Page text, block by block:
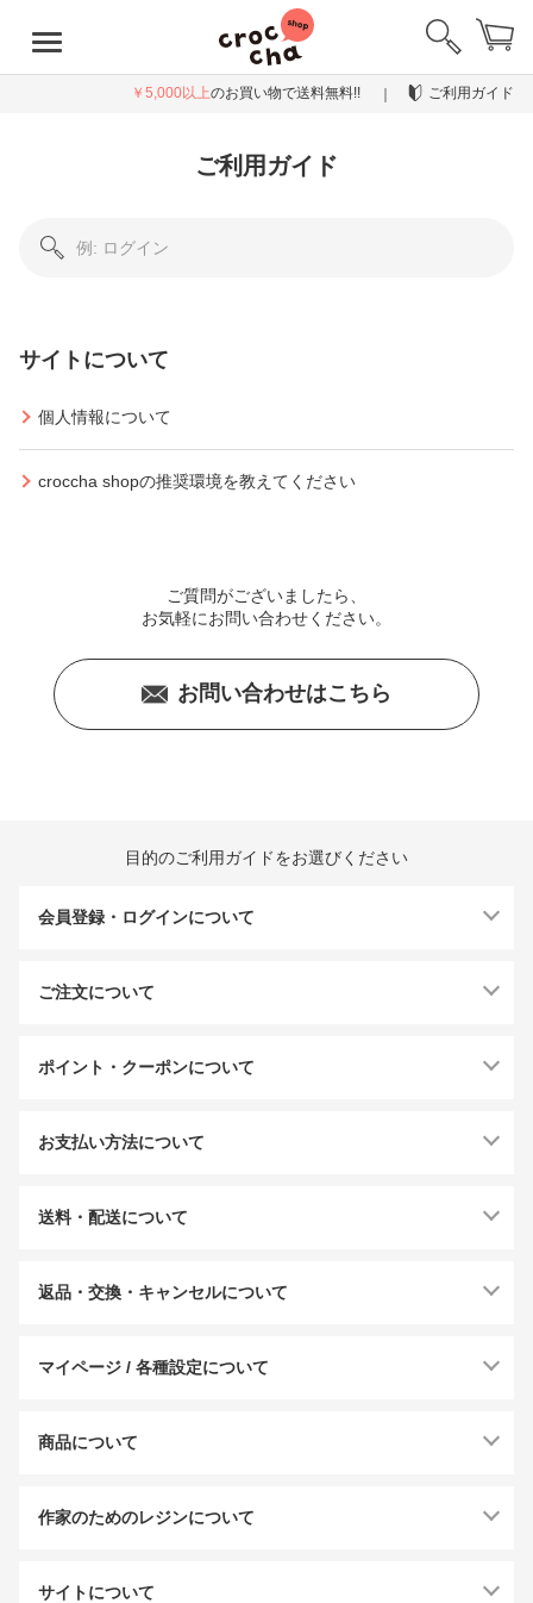
￥5,000以上のお買い物で送料無料!! ご利用ガイド
ご利用ガイド
目的のご利用ガイドをお選びください
会員登録・ログインについて
ご注文について
ポイント・クーポンについて
お支払い方法について
送料・配送について
返品・交換・キャンセルについて
マイページ / 各種設定について
商品について
作家のためのレジンについて
サイトについて
サイトについて
個人情報について
croccha shopの推奨環境を教えてください
ご質問がございましたら、
お気軽にお問い合わせください。
お問い合わせはこちら